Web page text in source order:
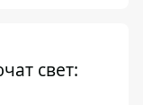
свет: